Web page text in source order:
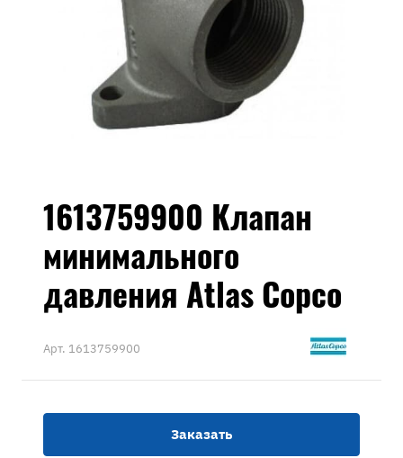
1613759900 Клапан
минимального
давления Atlas Copco
Арт. 1613759900
Заказать